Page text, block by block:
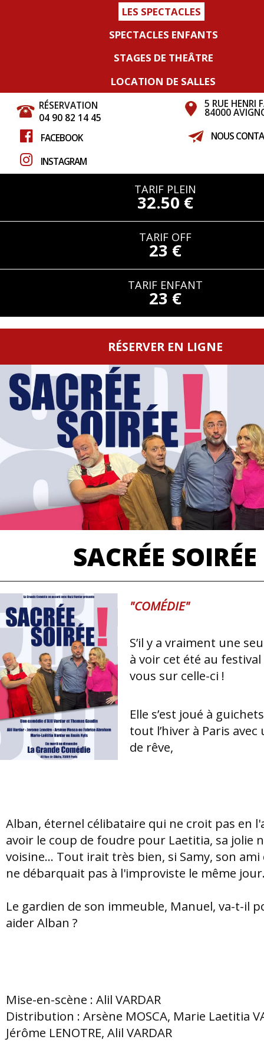
5 RUE HENRI
84000
RÉSERVATION
04 90 82 14 45
NOUS
FACEBOOK
INSTAGRAM
LES SPECTACLES
SPECTACLES ENFANTS
STAGES DE THEÂTRE
LOCATION DE SALLES
TARIF PLEIN
32.50 €
TARIF OFF
23 €
TARIF ENFANT
23 €
RÉSERVER EN LIGNE
SACRÉE SOIRÉE
"COMÉDIE"
S’il y a vraiment une
à voir cet été au
vous sur celle-ci !
Elle s’est joué à
tout l’hiver à Paris
de rêve,
Alban, éternel célibataire qui ne croit pas en
avoir le coup de foudre pour Laetitia, sa jolie
voisine... Tout irait très bien, si Samy, son
ne débarquait pas à l'improviste le même
Le gardien de son immeuble, Manuel, va-t-il
aider Alban ?
Mise-en-scène : Alil VARDAR
Distribution : Arsène MOSCA, Marie Laetitia
Jérôme LENOTRE, Alil VARDAR